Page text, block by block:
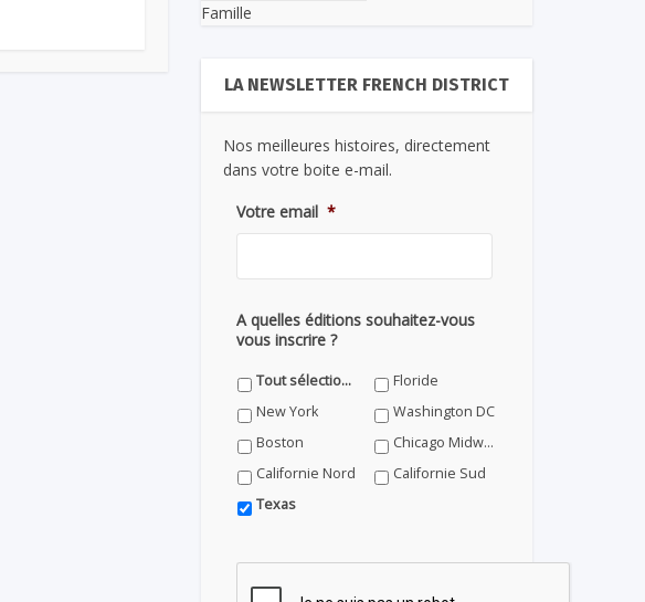
Famille
LA NEWSLETTER FRENCH DISTRICT
Nos meilleures histoires, directement
dans votre boite e-mail.
Votre email *
A quelles éditions souhaitez-vous
vous inscrire ?
Tout sélectionner
Floride
New York
Washington DC
Boston
Chicago Midwest
Californie Nord
Californie Sud
Texas